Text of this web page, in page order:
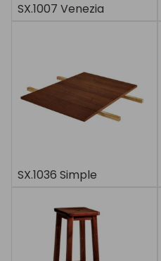
SX.1007 Venezia
SX.1036 Simple